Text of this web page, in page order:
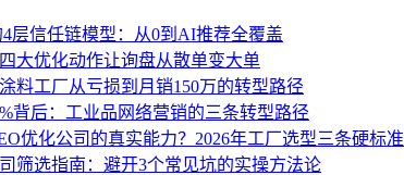
层信任链模型：从0到AI推荐全覆盖
大优化动作让询盘从散单变大单
料工厂从亏损到月销150万的转型路径
背后：工业品网络营销的三条转型路径
优化公司的真实能力？2026年工厂选型三条硬标准
筛选指南：避开3个常见坑的实操方法论